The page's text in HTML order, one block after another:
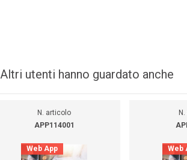
Altri utenti hanno guardato anche
N. articolo
APP114001
Web App Web